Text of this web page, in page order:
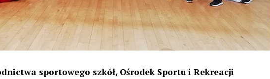
sportowego szkół, Ośrodek Sportu i Rekreacji